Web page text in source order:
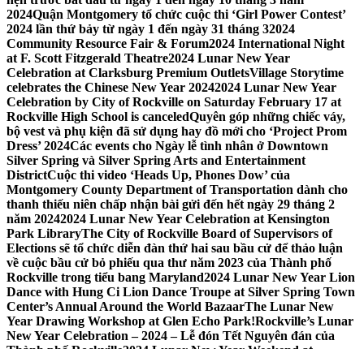
2024Quận Montgomery tổ chức cuộc thi ‘Girl Power Contest’
2024 lần thứ bảy từ ngày 1 đến ngày 31 tháng 32024
Community Resource Fair & Forum2024 International Night
at F. Scott Fitzgerald Theatre2024 Lunar New Year
Celebration at Clarksburg Premium OutletsVillage Storytime
celebrates the Chinese New Year 20242024 Lunar New Year
Celebration by City of Rockville on Saturday February 17 at
Rockville High School is canceledQuyên góp những chiếc váy,
bộ vest và phụ kiện đã sử dụng hay đồ mới cho ‘Project Prom
Dress’ 2024Các events cho Ngày lễ tình nhân ở Downtown
Silver Spring và Silver Spring Arts and Entertainment
DistrictCuộc thi video ‘Heads Up, Phones Dow’ của
Montgomery County Department of Transportation dành cho
thanh thiếu niên chấp nhận bài gửi đến hết ngày 29 tháng 2
năm 20242024 Lunar New Year Celebration at Kensington
Park LibraryThe City of Rockville Board of Supervisors of
Elections sẽ tổ chức diễn đàn thứ hai sau bầu cử để thảo luận
về cuộc bầu cử bỏ phiếu qua thư năm 2023 của Thành phố
Rockville trong tiểu bang Maryland2024 Lunar New Year Lion
Dance with Hung Ci Lion Dance Troupe at Silver Spring Town
Center’s Annual Around the World BazaarThe Lunar New
Year Drawing Workshop at Glen Echo Park!Rockville’s Lunar
New Year Celebration – 2024 – Lễ đón Tết Nguyên đán của